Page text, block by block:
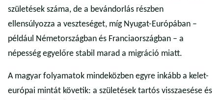
születések száma, de a bevándorlás részben
ellensúlyozza a veszteséget, míg Nyugat-Európában –
például Németországban és Franciaországban – a
népesség egyelőre stabil marad a migráció miatt.
A magyar folyamatok mindeközben egyre inkább a kelet-
európai mintát követik: a születések tartós visszaesése és